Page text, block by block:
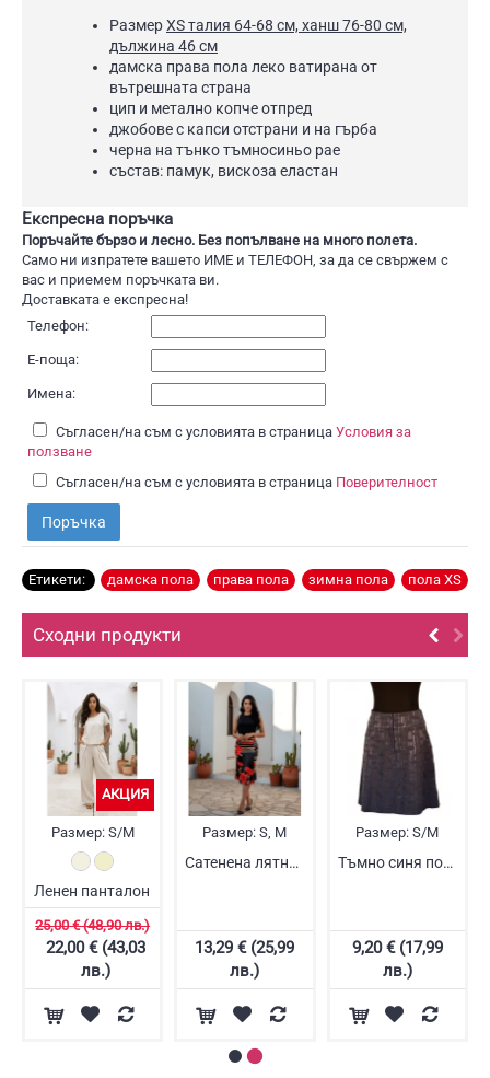
РазмерXS талия 64-68 см, ханш 76-80 см,
дължина 46 см
дамска права пола леко ватирана от
вътрешната страна
цип и метално копче отпред
джобове с капси отстрани и на гърба
черна на тънко тъмносиньо рае
състав: памук, вискоза еластан
Експресна поръчка
Поръчайте бързо и лесно. Без попълване на много полета.
Само ни изпратете вашето ИМЕ и ТЕЛЕФОН, за да се свържем с
вас и приемем поръчката ви.
Доставката е експресна!
Телефон:
Е-поща:
Имена:
Съгласен/на съм с условията в страница Условия за
ползване
Съгласен/на съм с условията в страница Поверителност
Поръчка
Етикети: дамска пола права пола зимна пола пола XS
Сходни продукти
АКЦИЯ
Размер:S/M
Ленен панталон
25,00 € (48,90 лв.)
22,00 € (43,03
лв.)
Размер: S, M
Сатенена лятна пола
13,29 € (25,99
лв.)
Размер: S/M
Тъмно синя пола
9,20 € (17,99
лв.)